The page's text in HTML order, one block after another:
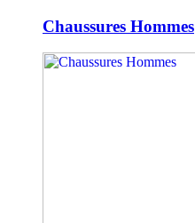
Chaussures Hommes